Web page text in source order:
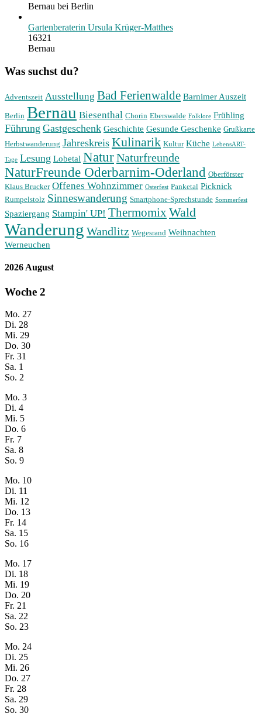
Bernau bei Berlin
Gartenberaterin Ursula Krüger-Matthes
16321
Bernau
Was suchst du?
Adventszeit Ausstellung Bad Ferienwalde Barnimer Auszeit
Berlin Bernau Biesenthal Chorin Eberswalde Folklore Frühling
Führung Gastgeschenk Geschichte Gesunde Geschenke Grußkarte
Herbstwanderung Jahreskreis Kulinarik Kultur Küche LebensART-
Tage Lesung Lobetal NaturNaturfreunde
NaturFreunde Oderbarnim-Oderland Oberförster
Klaus Brucker Offenes Wohnzimmer Osterfest Panketal Picknick
Rumpelstolz Sinneswanderung Smartphone-Sprechstunde Sommerfest
Spaziergang Stampin' UP! ThermomixWald
Wanderung Wandlitz Wegesrand Weihnachten
Werneuchen
2026 August
Woche 2
Mo. 27
Di. 28
Mi. 29
Do. 30
Fr. 31
Sa. 1
So. 2
Mo. 3
Di. 4
Mi. 5
Do. 6
Fr. 7
Sa. 8
So. 9
Mo. 10
Di. 11
Mi. 12
Do. 13
Fr. 14
Sa. 15
So. 16
Mo. 17
Di. 18
Mi. 19
Do. 20
Fr. 21
Sa. 22
So. 23
Mo. 24
Di. 25
Mi. 26
Do. 27
Fr. 28
Sa. 29
So. 30